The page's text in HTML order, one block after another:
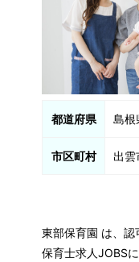
都道府県 島根
市区町村 出雲
東部保育園 は、認
保育士求人JOBS